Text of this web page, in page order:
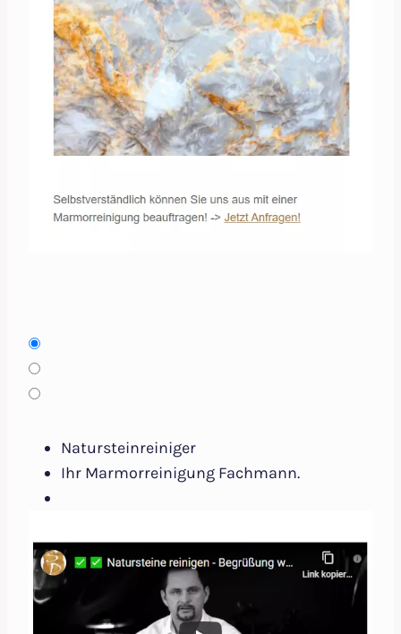
Natursteinreiniger
Ihr Marmorreinigung Fachmann.